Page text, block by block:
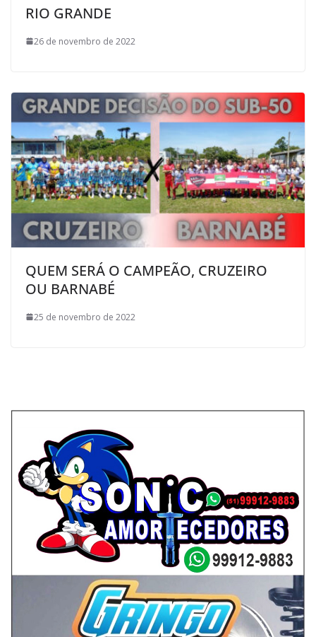
RIO GRANDE
26 de novembro de 2022
QUEM SERÁ O CAMPEÃO, CRUZEIRO
OU BARNABÉ
25 de novembro de 2022